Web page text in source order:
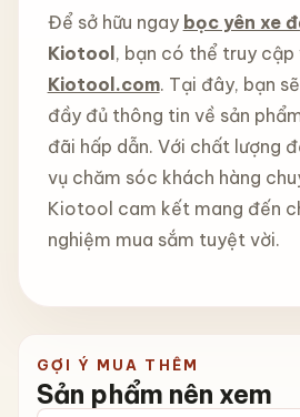
Để sở hữu ngay bọc yên xe
Kiotool , bạn có thể truy
Kiotool.com. Tại đây, bạn
đầy đủ thông tin về sản
đãi hấp dẫn. Với chất lượng
vụ chăm sóc khách hàng
Kiotool cam kết mang đến
nghiệm mua sắm tuyệt vời.
GỢI Ý MUA THÊM
Sản phẩm nên xem